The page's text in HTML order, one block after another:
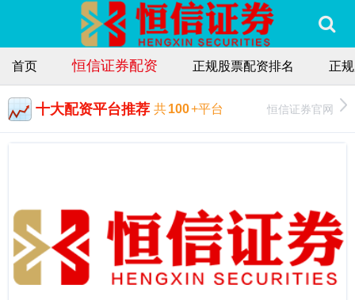
首页 恒信证券配资 正规股票配资排名 正
十大配资平台推荐 共100+平台 恒信证券官网